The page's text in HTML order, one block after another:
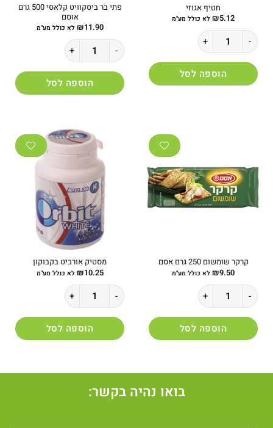
חטיף אגוזי
₪5.12 לא כולל מע"מ
כמות של חטיף אגוזי
הוספה לסל
פתי בר ביסקוויט קלאסי 500 גרם
אוסם
₪11.90 לא כולל מע"מ
כמות של פתי בר ביסקוויט קלאסי 500 גרם אוסם
הוספה לסל
קרקר שומשום 250 גרם אסם
₪9.50 לא כולל מע"מ
כמות של קרקר שומשום 250 גרם אסם
הוספה לסל
מסטיק אורביט בקבוקון
₪10.25 לא כולל מע"מ
כמות של מסטיק אורביט בקבוקון
הוספה לסל
בואו נהיה בקשר: